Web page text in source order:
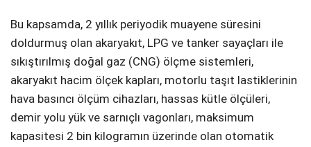
Instagram
Youtube
Bu kapsamda, 2 yıllık periyodik muayene süresini
doldurmuş olan akaryakıt, LPG ve tanker sayaçları ile
sıkıştırılmış doğal gaz (CNG) ölçme sistemleri,
akaryakıt hacim ölçek kapları, motorlu taşıt lastiklerinin
hava basıncı ölçüm cihazları, hassas kütle ölçüleri,
demir yolu yük ve sarnıçlı vagonları, maksimum
kapasitesi 2 bin kilogramın üzerinde olan otomatik